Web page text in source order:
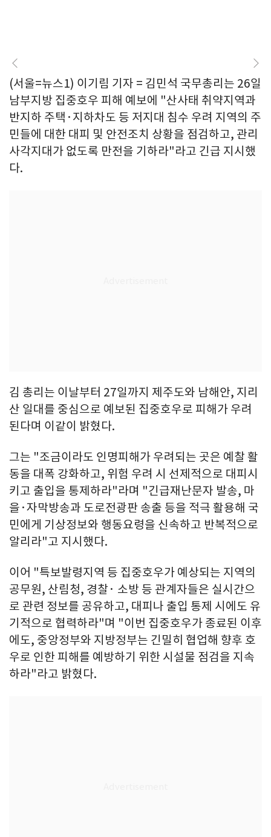
(서울=뉴스1) 이기림 기자 = 김민석 국무총리는 26일
남부지방 집중호우 피해 예보에 "산사태 취약지역과
반지하 주택·지하차도 등 저지대 침수 우려 지역의 주
민들에 대한 대피 및 안전조치 상황을 점검하고, 관리
사각지대가 없도록 만전을 기하라"라고 긴급 지시했
다.
김 총리는 이날부터 27일까지 제주도와 남해안, 지리
산 일대를 중심으로 예보된 집중호우로 피해가 우려
된다며 이같이 밝혔다.
그는 "조금이라도 인명피해가 우려되는 곳은 예찰 활
동을 대폭 강화하고, 위험 우려 시 선제적으로 대피시
키고 출입을 통제하라"라며 "긴급재난문자 발송, 마
을·자막방송과 도로전광판 송출 등을 적극 활용해 국
민에게 기상정보와 행동요령을 신속하고 반복적으로
알리라"고 지시했다.
이어 "특보발령지역 등 집중호우가 예상되는 지역의
공무원, 산림청, 경찰· 소방 등 관계자들은 실시간으
로 관련 정보를 공유하고, 대피나 출입 통제 시에도 유
기적으로 협력하라"며 "이번 집중호우가 종료된 이후
에도, 중앙정부와 지방정부는 긴밀히 협업해 향후 호
우로 인한 피해를 예방하기 위한 시설물 점검을 지속
하라"라고 밝혔다.